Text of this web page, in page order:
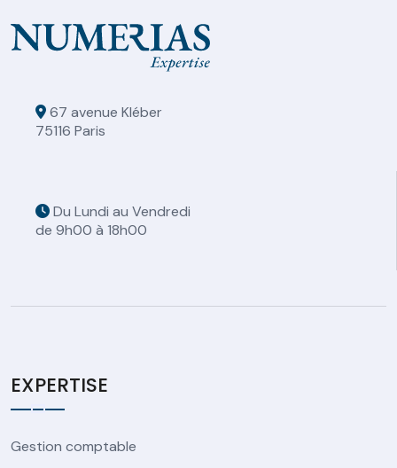
67 avenue Kléber
75116 Paris
Du Lundi au Vendredi
de 9h00 à 18h00
EXPERTISE
Gestion comptable